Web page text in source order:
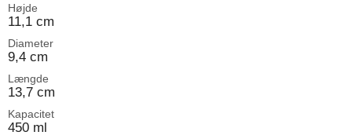
Højde
11,1 cm
Diameter
9,4 cm
Længde
13,7 cm
Kapacitet
450 ml